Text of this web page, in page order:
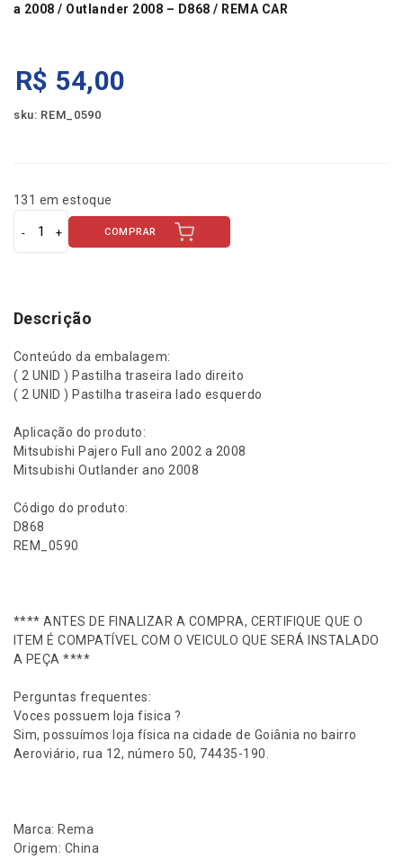
a 2008 / Outlander 2008 – D868 / REMA CAR
R$ 54,00
sku: REM_0590
131 em estoque
J
p
s
t
i
h
a
d
f
r
a
s
i
r
a
M
u
b
COMPRAR
Descrição
Conteúdo da embalagem:
( 2 UNID ) Pastilha traseira lado direito
( 2 UNID ) Pastilha traseira lado esquerdo
Aplicação do produto:
Mitsubishi Pajero Full ano 2002 a 2008
Mitsubishi Outlander ano 2008
Código do produto:
D868
REM_0590
**** ANTES DE FINALIZAR A COMPRA, CERTIFIQUE QUE O
ITEM É COMPATÍVEL COM O VEICULO QUE SERÁ INSTALADO
A PEÇA ****
Perguntas frequentes:
Voces possuem loja fisica ?
Sim, possuímos loja física na cidade de Goiânia no bairro
Aeroviário, rua 12, número 50, 74435-190.
Marca: Rema
Origem: China